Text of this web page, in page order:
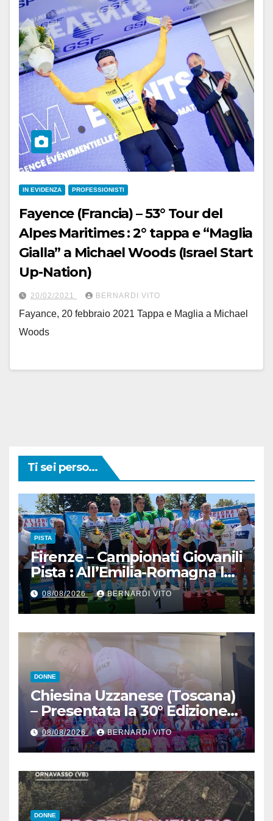
IN EVIDENZA PROFESSIONISTI
Fayence (Francia) – 53° Tour del
Alpes Maritimes : 2° tappa e “Maglia
Gialla” a Michael Woods (Israel Start
Up-Nation)
20/02/2021 BERNARDI VITO
Fayance, 20 febbraio 2021 Tappa e Maglia a Michael
Woods
Ti sei perso...
PISTA
Firenze – Campionati Giovanili
Pista : All’Emilia-Romagna la
Maglia Tricolore Madison
“Donne Allieve”
08/08/2026 BERNARDI VITO
DONNE
Chiesina Uzzanese (Toscana)
– Presentata la 30° Edizione
del Giro della Toscana
Femminile : Si disputerà dal
27 al 30 Agosto 2026
08/08/2026 BERNARDI VITO
DONNE